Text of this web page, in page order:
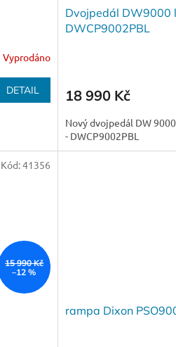
Vyprodáno
DETAIL
Dvojpedál DW9000
DWCP9002PBL
18 990 Kč
Nový dvojpedál DW 9000
- DWCP9002PBL
15 990 Kč
–12 %
Kód:41356
rampa Dixon